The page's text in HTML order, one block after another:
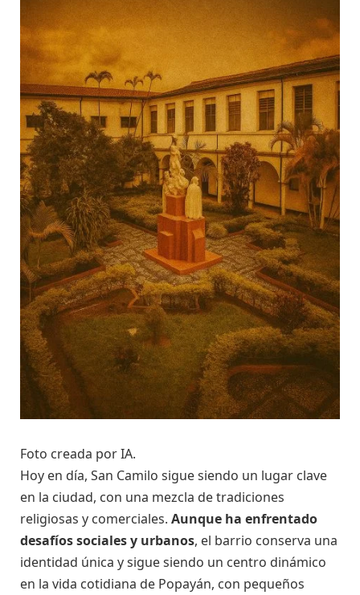
Foto creada por IA.
Hoy en día, San Camilo sigue siendo un lugar clave
en la ciudad, con una mezcla de tradiciones
religiosas y comerciales. Aunque ha enfrentado
desafíos sociales y urbanos, el barrio conserva una
identidad única y sigue siendo un centro dinámico
en la vida cotidiana de Popayán, con pequeños